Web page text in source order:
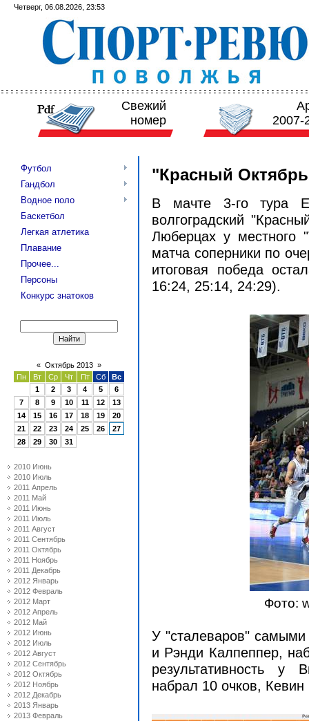
Четверг, 06.08.2026, 23:53
Свежий
номер
2007-
Футбол
Гандбол
Водное поло
Баскетбол
Легкая атлетика
Плавание
Прочее...
Персоны
Конкурс знатоков
« Октябрь 2013 »
Пн
Вт Ср Чт Пт Сб
Вс
1
2 3 4 5
6
7
8 9 10 11 12
13
14
15 16 17 18 19
20
21
22 23 24 25 26
27
28
29 30 31
2010 Июнь
2010 Июль
2011 Апрель
2011 Май
2011 Июнь
2011 Июль
2011 Август
2011 Сентябрь
2011 Октябрь
2011 Ноябрь
2011 Декабрь
2012 Январь
2012 Февраль
2012 Март
2012 Апрель
2012 Май
2012 Июнь
2012 Июль
2012 Август
2012 Сентябрь
2012 Октябрь
2012 Ноябрь
2012 Декабрь
2013 Январь
2013 Февраль
"Красный
В мачте 3-го тура
волгоградский
Люберцах у местного
матча соперники по
итоговая победа
16:24, 25:14, 24:29).
Фото:
У "сталеваров" самыми
и Рэнди Калпеппер,
результативность у
набрал 10 очков,